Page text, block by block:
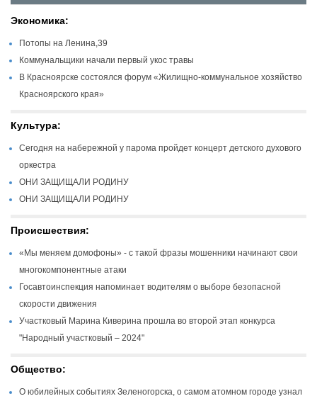
Экономика:
Потопы на Ленина,39
Коммунальщики начали первый укос травы
В Красноярске состоялся форум «Жилищно-коммунальное хозяйство
Красноярского края»
Культура:
Сегодня на набережной у парома пройдет концерт детского духового
оркестра
ОНИ ЗАЩИЩАЛИ РОДИНУ
ОНИ ЗАЩИЩАЛИ РОДИНУ
Происшествия:
«Мы меняем домофоны» - с такой фразы мошенники начинают свои
многокомпонентные атаки
Госавтоинспекция напоминает водителям о выборе безопасной
скорости движения
Участковый Марина Киверина прошла во второй этап конкурса
"Народный участковый – 2024"
Общество:
О юбилейных событиях Зеленогорска, о самом атомном городе узнал